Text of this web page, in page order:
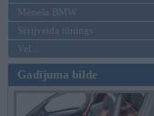
Mēneša BMW
Sērijveida tūnings
Vel...
Gadījuma bilde